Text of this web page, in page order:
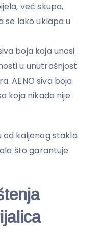
već skupa,
se lako uklapa u
boja koja unosi
u unutrašnjost
AENO siva boja
koja nikada nije
od kaljenog stakla
što garantuje